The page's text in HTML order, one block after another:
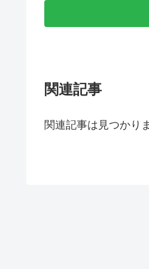
関連記事
関連記事は見つかり